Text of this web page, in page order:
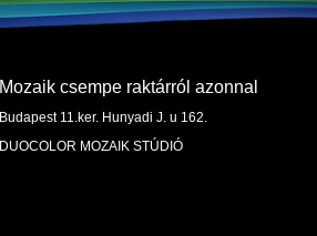
Mozaik csempe raktárról azonnal
Budapest 11.ker. Hunyadi J. u 162.
DUOCOLOR MOZAIK STÚDIÓ